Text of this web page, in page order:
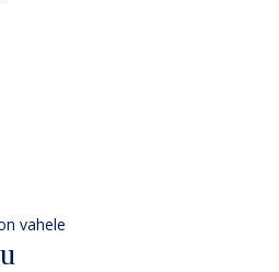
vahele